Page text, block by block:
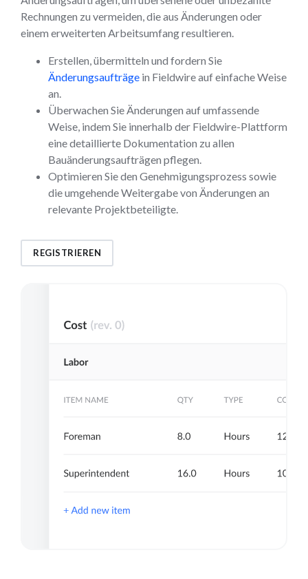
Rechnungen zu vermeiden, die aus Änderungen oder
einem erweiterten Arbeitsumfang resultieren.
Erstellen, übermitteln und fordern Sie
Änderungsaufträge in Fieldwire auf einfache Weise
an.
Überwachen Sie Änderungen auf umfassende
Weise, indem Sie innerhalb der Fieldwire-Plattform
eine detaillierte Dokumentation zu allen
Bauänderungsaufträgen pflegen.
Optimieren Sie den Genehmigungsprozess sowie
die umgehende Weitergabe von Änderungen an
relevante Projektbeteiligte.
REGISTRIEREN